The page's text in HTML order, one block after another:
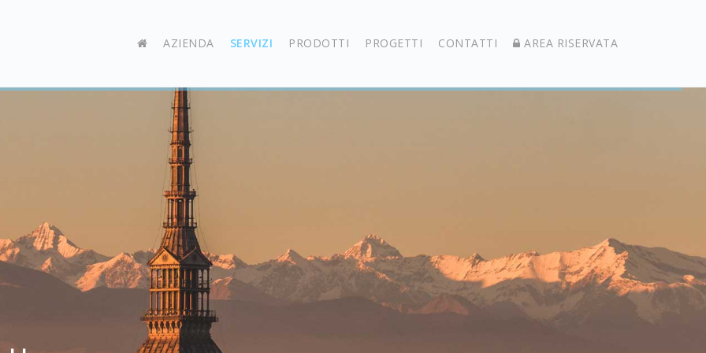
AZIENDA SERVIZI PRODOTTI PROGETTI CONTATTI AREA RISERVATA